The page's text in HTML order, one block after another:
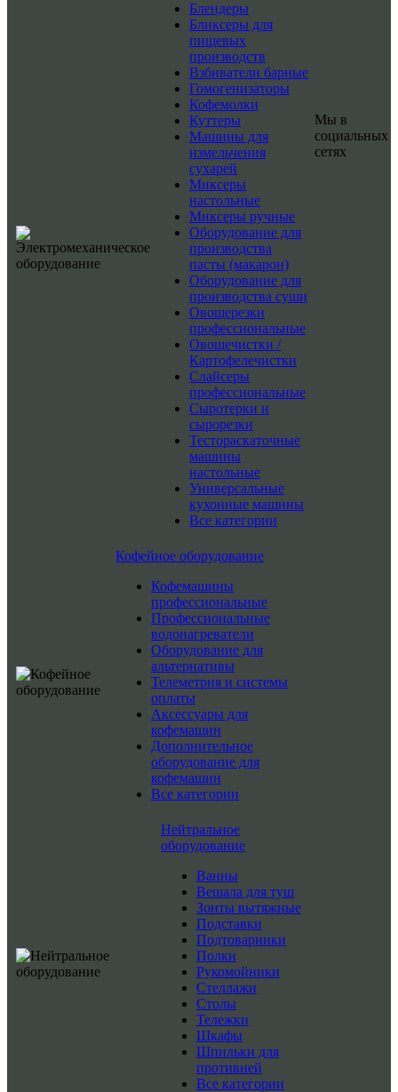
Блендеры
Бликсеры для
пищевых
производств
Взбиватели барные
Гомогенизаторы
Кофемолки
Куттеры
Машины для
измельчения
сухарей
Миксеры
настольные
Миксеры ручные
Оборудование для
производства
пасты (макарон)
Оборудование для
производства суши
Овощерезки
профессиональные
Овощечистки /
Картофелечистки
Слайсеры
профессиональные
Сыротерки и
сырорезки
Тестораскаточные
машины
настольные
Универсальные
кухонные машины
Все категории
Кофейное оборудование
Кофемашины
профессиональные
Профессиональные
водонагреватели
Оборудование для
альтернативы
Телеметрия и системы
оплаты
Аксессуары для
кофемашин
Дополнительное
оборудование для
кофемашин
Все категории
Нейтральное
оборудование
Ванны
Вешала для туш
Зонты вытяжные
Подставки
Подтоварники
Полки
Рукомойники
Стеллажи
Столы
Тележки
Шкафы
Шпильки для
противней
Все категории
Мы в
социальных
сетях